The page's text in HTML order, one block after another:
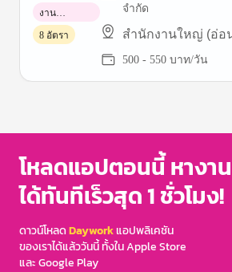
จำกัด
สำนักงานใหญ่ (อ่อ
500 - 550 บาท/วัน
งาน
พาร์ทไทม์
8 อัตรา
of
โหลดแอปตอนนี้ หางาน
ได้ทันทีเร็วสุด 1 ชั่วโมง!
ดาวน์โหลดDayworkแอปพลิเคชัน
ของเราได้แล้ววันนี้ ทั้งใน Apple Store
และ Google Play